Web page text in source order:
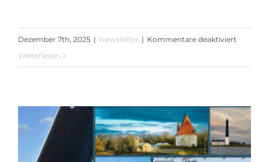
Dezember 7th, 2025 | Newsletter | Kommentare deaktiviert
Weiterlesen